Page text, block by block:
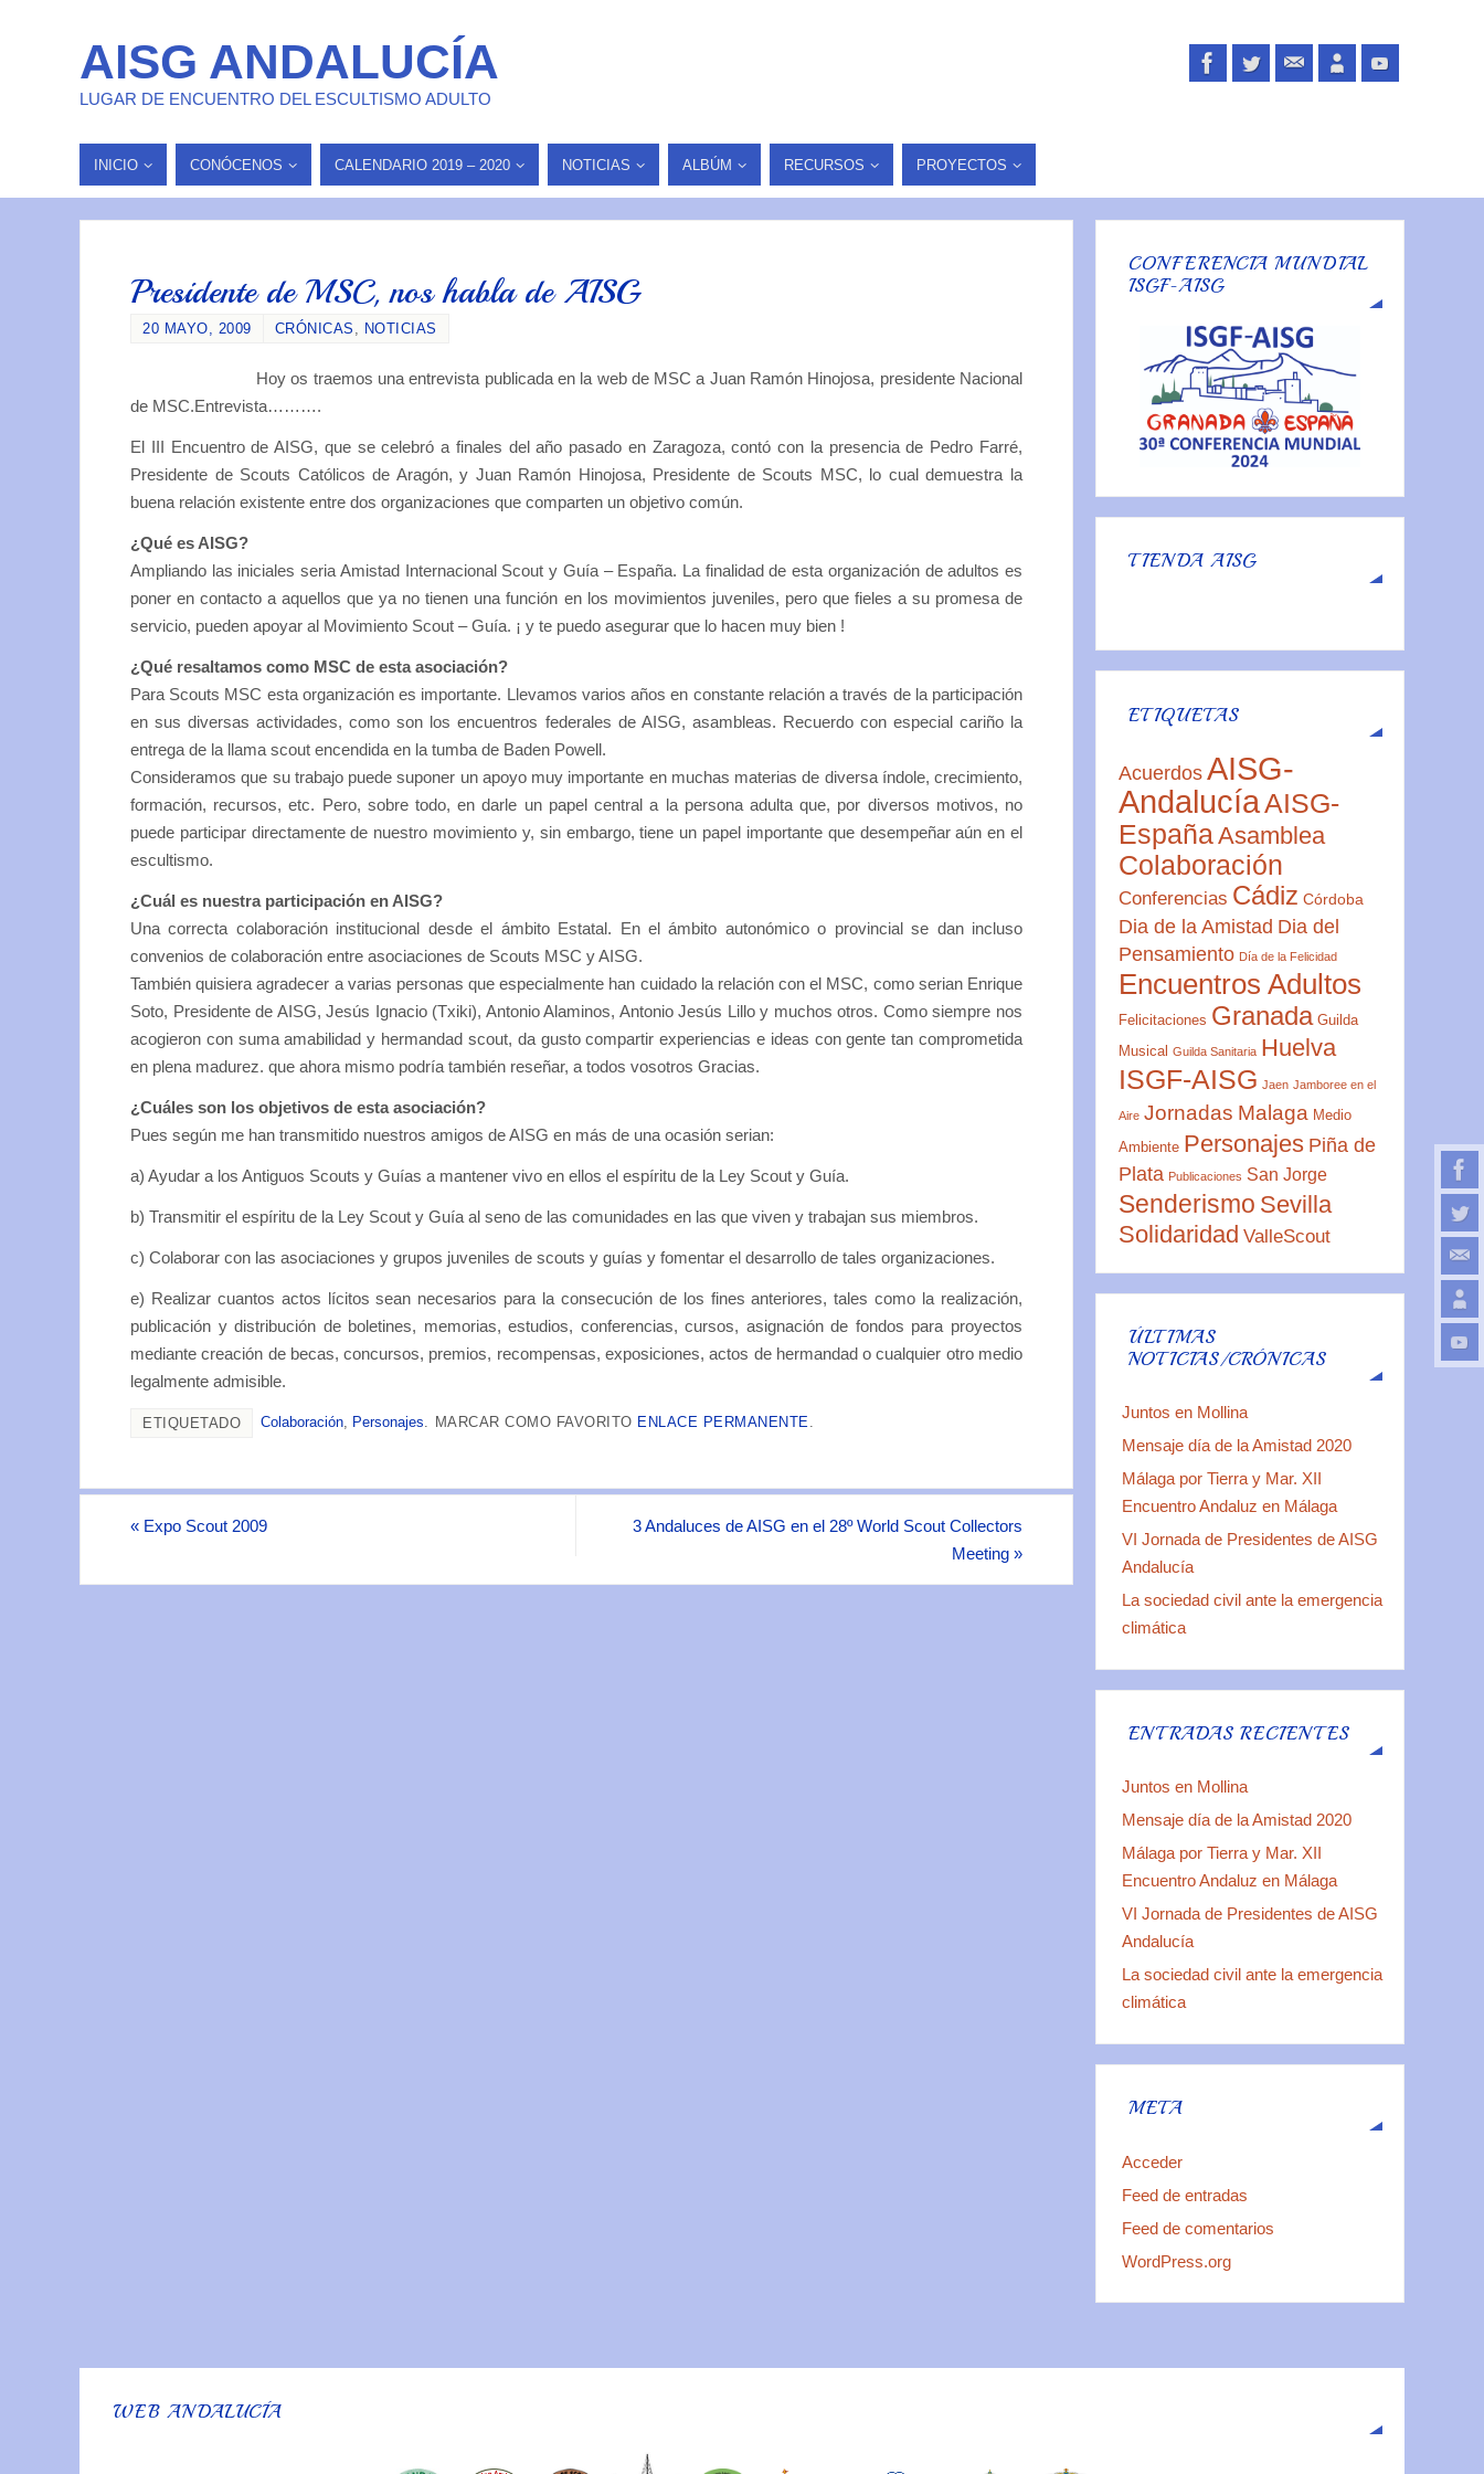
AISG ANDALUCÍA
LUGAR DE ENCUENTRO DEL ESCULTISMO ADULTO
INICIO CONÓCENOS CALENDARIO 2019 – 2020 NOTICIAS ALBÚM RECURSOS PROYECTOS
Presidente de MSC, nos habla de AISG
20 MAYO, 2009 CRÓNICAS , NOTICIAS
Hoy os traemos una entrevista publicada en la web de MSC a Juan Ramón Hinojosa, presidente Nacional
de MSC.Entrevista……….
El III Encuentro de AISG, que se celebró a finales del año pasado en Zaragoza, contó con la presencia de Pedro Farré,
Presidente de Scouts Católicos de Aragón, y Juan Ramón Hinojosa, Presidente de Scouts MSC, lo cual demuestra la
buena relación existente entre dos organizaciones que comparten un objetivo común.
¿Qué es AISG?
Ampliando las iniciales seria Amistad Internacional Scout y Guía – España. La finalidad de esta organización de adultos es
poner en contacto a aquellos que ya no tienen una función en los movimientos juveniles, pero que fieles a su promesa de
servicio, pueden apoyar al Movimiento Scout – Guía. ¡ y te puedo asegurar que lo hacen muy bien !
¿Qué resaltamos como MSC de esta asociación?
Para Scouts MSC esta organización es importante. Llevamos varios años en constante relación a través de la participación
en sus diversas actividades, como son los encuentros federales de AISG, asambleas. Recuerdo con especial cariño la
entrega de la llama scout encendida en la tumba de Baden Powell.
Consideramos que su trabajo puede suponer un apoyo muy importante en muchas materias de diversa índole, crecimiento,
formación, recursos, etc. Pero, sobre todo, en darle un papel central a la persona adulta que, por diversos motivos, no
puede participar directamente de nuestro movimiento y, sin embargo, tiene un papel importante que desempeñar aún en el
escultismo.
¿Cuál es nuestra participación en AISG?
Una correcta colaboración institucional desde el ámbito Estatal. En el ámbito autonómico o provincial se dan incluso
convenios de colaboración entre asociaciones de Scouts MSC y AISG.
También quisiera agradecer a varias personas que especialmente han cuidado la relación con el MSC, como serian Enrique
Soto, Presidente de AISG, Jesús Ignacio (Txiki), Antonio Alaminos, Antonio Jesús Lillo y muchos otros. Como siempre nos
acogieron con suma amabilidad y hermandad scout, da gusto compartir experiencias e ideas con gente tan comprometida
en plena madurez. que ahora mismo podría también reseñar, a todos vosotros Gracias.
¿Cuáles son los objetivos de esta asociación?
Pues según me han transmitido nuestros amigos de AISG en más de una ocasión serian:
a) Ayudar a los Antiguos Scouts y Guías a mantener vivo en ellos el espíritu de la Ley Scout y Guía.
b) Transmitir el espíritu de la Ley Scout y Guía al seno de las comunidades en las que viven y trabajan sus miembros.
c) Colaborar con las asociaciones y grupos juveniles de scouts y guías y fomentar el desarrollo de tales organizaciones.
e) Realizar cuantos actos lícitos sean necesarios para la consecución de los fines anteriores, tales como la realización,
publicación y distribución de boletines, memorias, estudios, conferencias, cursos, asignación de fondos para proyectos
mediante creación de becas, concursos, premios, recompensas, exposiciones, actos de hermandad o cualquier otro medio
legalmente admisible.
ETIQUETADO Colaboración Personajes MARCAR COMO FAVORITO ENLACE PERMANENTE
« Expo Scout 2009
3 Andaluces de AISG en el 28º World Scout Collectors
Meeting »
CONFERENCIA MUNDIAL
ISGF-AISG
TIENDA AISG
ETIQUETAS
Acuerdos AISG-
AndalucíaAISG-
EspañaAsamblea
Colaboración
Conferencias Cádiz Córdoba
Dia de la Amistad Dia del
Pensamiento Día de la Felicidad
Encuentros Adultos
Felicitaciones Granada Guilda
Musical Guilda Sanitaria Huelva
ISGF-AISG Jaen Jamboree en el
Aire Jornadas Malaga Medio
Ambiente Personajes Piña de
Plata Publicaciones San Jorge
Senderismo Sevilla
Solidaridad ValleScout
ÚLTIMAS
NOTICIAS/CRÓNICAS
Juntos en Mollina
Mensaje día de la Amistad 2020
Málaga por Tierra y Mar. XII
Encuentro Andaluz en Málaga
VI Jornada de Presidentes de AISG
Andalucía
La sociedad civil ante la emergencia
climática
ENTRADAS RECIENTES
Juntos en Mollina
Mensaje día de la Amistad 2020
Málaga por Tierra y Mar. XII
Encuentro Andaluz en Málaga
VI Jornada de Presidentes de AISG
Andalucía
La sociedad civil ante la emergencia
climática
META
Acceder
Feed de entradas
Feed de comentarios
WordPress.org
WEB ANDALUCÍA